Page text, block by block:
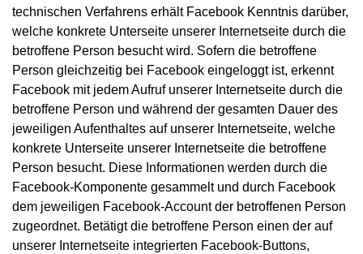
technischen Verfahrens erhält Facebook Kenntnis darüber,
welche konkrete Unterseite unserer Internetseite durch die
betroffene Person besucht wird. Sofern die betroffene
Person gleichzeitig bei Facebook eingeloggt ist, erkennt
Facebook mit jedem Aufruf unserer Internetseite durch die
betroffene Person und während der gesamten Dauer des
jeweiligen Aufenthaltes auf unserer Internetseite, welche
konkrete Unterseite unserer Internetseite die betroffene
Person besucht. Diese Informationen werden durch die
Facebook-Komponente gesammelt und durch Facebook
dem jeweiligen Facebook-Account der betroffenen Person
zugeordnet. Betätigt die betroffene Person einen der auf
unserer Internetseite integrierten Facebook-Buttons,